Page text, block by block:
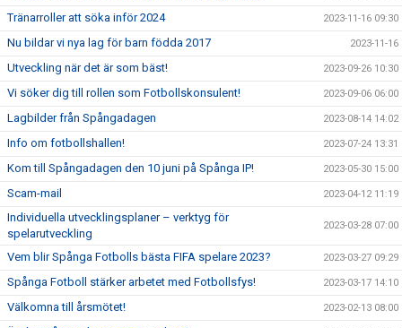
Tränarroller att söka inför 2024 2023-11-16 09:30
Nu bildar vi nya lag för barn födda 2017 2023-11-16
Utveckling när det är som bäst! 2023-09-26 10:30
Vi söker dig till rollen som Fotbollskonsulent! 2023-09-06 06:00
Lagbilder från Spångadagen 2023-08-14 14:02
Info om fotbollshallen! 2023-07-24 13:31
Kom till Spångadagen den 10 juni på Spånga IP! 2023-05-30 15:00
Scam-mail 2023-04-12 11:19
Individuella utvecklingsplaner – verktyg för
spelarutveckling
2023-03-28 07:00
Vem blir Spånga Fotbolls bästa FIFA spelare 2023? 2023-03-27 09:29
Spånga Fotboll stärker arbetet med Fotbollsfys! 2023-03-17 14:10
Välkomna till årsmötet! 2023-02-13 08:00